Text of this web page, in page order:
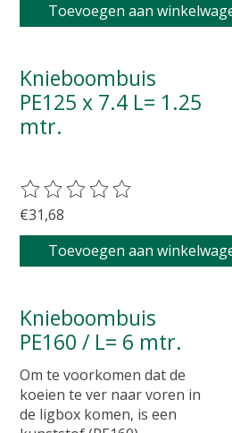
Toevoegen aan
Knieboombuis
PE125 x 7.4 L= 1.25
mtr.
De beoordeling van dit
€31,68
Toevoegen aan
Knieboombuis
PE160 / L= 6 mtr.
Om te voorkomen dat de
koeien te ver naar voren in
de ligbox komen, is een